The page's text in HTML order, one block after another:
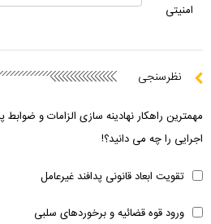
امنیتی
نظرسنجی
مهمترین راهکار نهادینه سازی الزامات و ضوابط
اجرایی را چه می دانید؟!
تقویت ابعاد قانونی پدافند غیرعامل
ورود قوه قضائیه و برخوردهای سلبی